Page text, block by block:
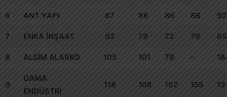
6 ANT YAPI 87 86 86 86 92
7 ENKA İNŞAAT 92 79 72 79 65
8 ALSİM ALARKO 105 101 79 –
9
GAMA
ENDÜSTRİ
118 108 162 155